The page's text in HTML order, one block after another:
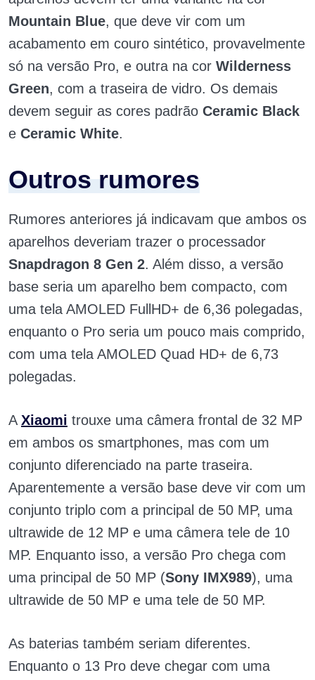
Mountain Blue, que deve vir com um
acabamento em couro sintético, provavelmente
só na versão Pro, e outra na cor Wilderness
Green, com a traseira de vidro. Os demais
devem seguir as cores padrão Ceramic Black
e Ceramic White.
Outros rumores
Rumores anteriores já indicavam que ambos os
aparelhos deveriam trazer o processador
Snapdragon 8 Gen 2. Além disso, a versão
base seria um aparelho bem compacto, com
uma tela AMOLED FullHD+ de 6,36 polegadas,
enquanto o Pro seria um pouco mais comprido,
com uma tela AMOLED Quad HD+ de 6,73
polegadas.
A Xiaomi trouxe uma câmera frontal de 32 MP
em ambos os smartphones, mas com um
conjunto diferenciado na parte traseira.
Aparentemente a versão base deve vir com um
conjunto triplo com a principal de 50 MP, uma
ultrawide de 12 MP e uma câmera tele de 10
MP. Enquanto isso, a versão Pro chega com
uma principal de 50 MP (Sony IMX989), uma
ultrawide de 50 MP e uma tele de 50 MP.
As baterias também seriam diferentes.
Enquanto o 13 Pro deve chegar com uma